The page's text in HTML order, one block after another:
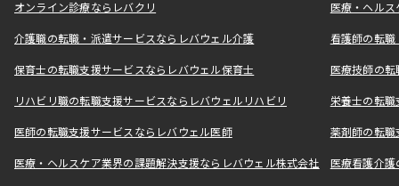
オンライン診療ならレバクリ 医療・ヘル
介護職の転職・派遣サービスならレバウェル介護 看護師の転
保育士の転職支援サービスならレバウェル保育士 医療技師の
リハビリ職の転職支援サービスならレバウェルリハビリ 栄養士の転
医師の転職支援サービスならレバウェル医師 薬剤師の転
医療・ヘルスケア業界の課題解決支援ならレバウェル株式会社 医療看護介